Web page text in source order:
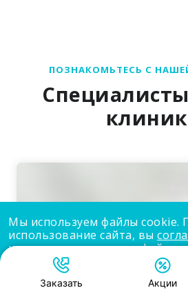
ПОЗНАКОМЬТЕСЬ С
Мы используем файлы cookie.
использование сайта, вы
использованием нами файлов
Принять
Заказать Акции